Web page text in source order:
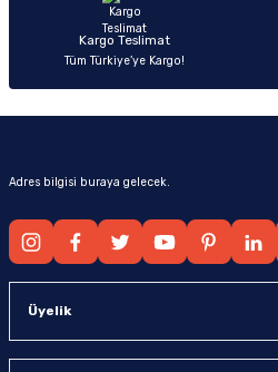
Kargo Teslimat
Tüm Türkiye’ye Kargo!
Adres bilgisi buraya gelecek.
Üyelik